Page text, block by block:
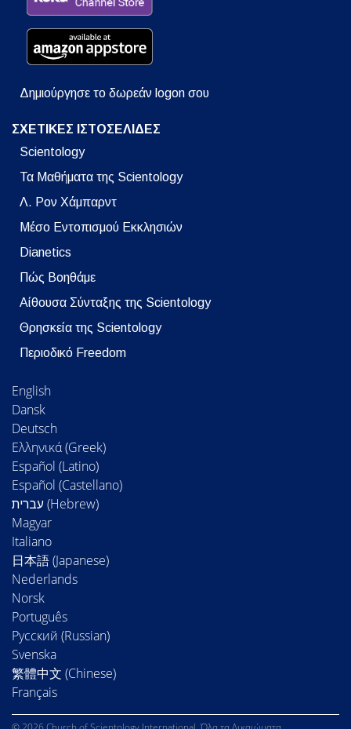
Δημιούργησε το δωρεάν logon σου
ΣΧΕΤΙΚΕΣ ΙΣΤΟΣΕΛΙΔΕΣ
Scientology
Τα Μαθήματα της Scientology
Λ. Ρον Χάμπαρντ
Μέσο Εντοπισμού Εκκλησιών
Dianetics
Πώς Βοηθάμε
Αίθουσα Σύνταξης της Scientology
Θρησκεία της Scientology
Περιοδικό Freedom
English
Dansk
Deutsch
Ελληνικά (Greek)
Español (Latino)
Español (Castellano)
Magyar
Italiano
日本語 (Japanese)
Nederlands
Norsk
Português
Русский (Russian)
Svenska
繁體中文 (Chinese)
Français